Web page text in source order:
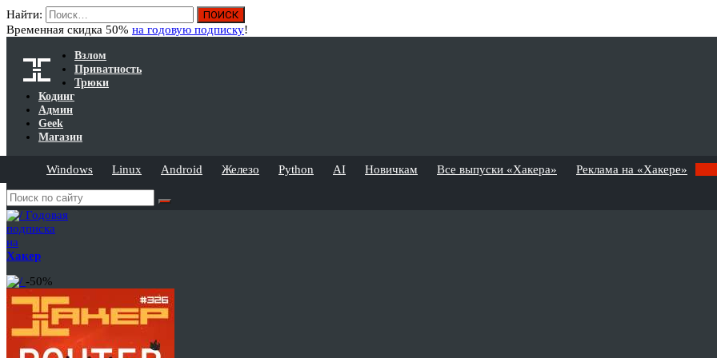
Найти:
Временная скидка 50% на годовую подписку!
Взлом
Приватность
Трюки
Кодинг
Админ
Geek
Магазин
Windows Linux Android Железо Python AI Новичкам Все выпуски «Хакера» Реклама на «Хакере»
Годовая
подписка
на
Хакер
-50%